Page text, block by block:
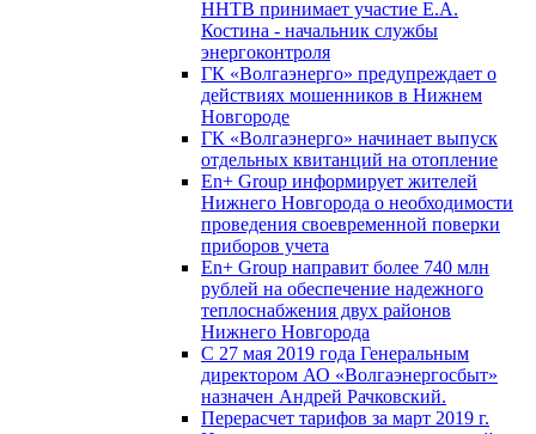
ННТВ принимает участие Е.А.
Костина - начальник службы
энергоконтроля
ГК «Волгаэнерго» предупреждает о
действиях мошенников в Нижнем
Новгороде
ГК «Волгаэнерго» начинает выпуск
отдельных квитанций на отопление
En+ Group информирует жителей
Нижнего Новгорода о необходимости
проведения своевременной поверки
приборов учета
En+ Group направит более 740 млн
рублей на обеспечение надежного
теплоснабжения двух районов
Нижнего Новгорода
С 27 мая 2019 года Генеральным
директором АО «Волгаэнергосбыт»
назначен Андрей Рачковский.
Перерасчет тарифов за март 2019 г.